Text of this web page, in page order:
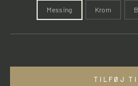
Messing Krom
TILFØJ